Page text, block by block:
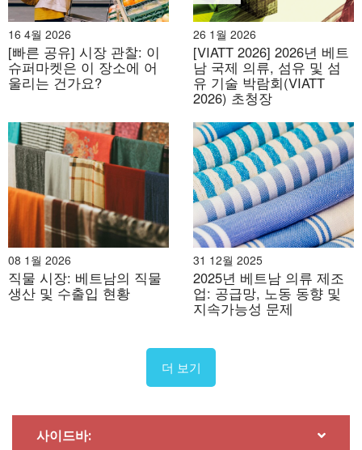
구분이 없어 더욱 자연스러운 쇼핑 경험을 제공하지만, 이
는 브랜드가 특정 주력 제품 라인을 의도적으로 홍보하지
않는다는 것을 의미하기도 합니다.
몇 개의 구역을 거쳤는지는 기억나지 않지만, 그때의 느낌
죠.
제가 전혀 "배신당했다"고 느끼지 않는다는 점을 말씀드
리고 싶습니다.
직원이 너무 오랫동안 옆에 서 있는 일도 없고, 급한 기색
도 없었습니다. 그렇다고 완전히 방치된 건 아니에요. 제
무 늦지도 않은 적절한 시간에 직원이 나타납니다.
가볍게 물어보는 건데, "한번 해보실래요?"“
부담 갖지 마세요. 기대도 하지 마세요. 그냥 제안일 뿐입
16 4월 2026
[빠른 공유] 시장 관찰: 이
슈퍼마켓은 이 장소에 어
울리는 건가요?
26 1월 2026
[VIATT 2026] 2026년 베트
남 국제 의류, 섬유 및 섬
유 기술 박람회(VIATT
2026) 초청장
08 1월 2026
직물 시장: 베트남의 직물
생산 및 수출입 현황
31 12월 2025
2025년 베트남 의류 제조
업: 공급망, 노동 동향 및
지속가능성 문제
더 보기
사이드바: